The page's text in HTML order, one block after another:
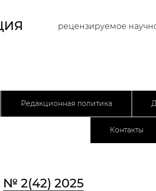
рецензируемое
Редакционная политика
Контакты
№ 2(42) 2025